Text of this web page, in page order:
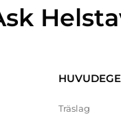
Träslag